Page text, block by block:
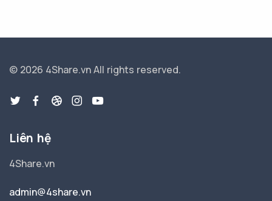
© 2026 4Share.vnAll rights reserved.
Liên hệ
4Share.vn
admin@4share.vn